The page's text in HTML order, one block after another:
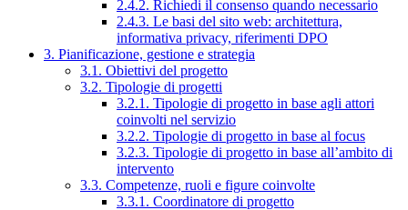
2.4.2. Richiedi il consenso quando necessario
2.4.3. Le basi del sito web: architettura,
informativa privacy, riferimenti DPO
3. Pianificazione, gestione e strategia
3.1. Obiettivi del progetto
3.2. Tipologie di progetti
3.2.1. Tipologie di progetto in base agli attori
coinvolti nel servizio
3.2.2. Tipologie di progetto in base al focus
3.2.3. Tipologie di progetto in base all’ambito di
intervento
3.3. Competenze, ruoli e figure coinvolte
3.3.1. Coordinatore di progetto